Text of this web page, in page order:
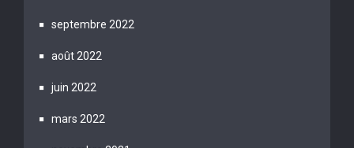
septembre 2022
août 2022
juin 2022
mars 2022